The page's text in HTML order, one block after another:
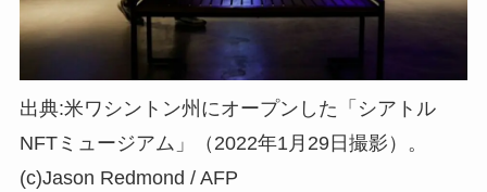
出典:米ワシントン州にオープンした「シアトル
NFTミュージアム」（2022年1月29日撮影）。
(c)Jason Redmond / AFP